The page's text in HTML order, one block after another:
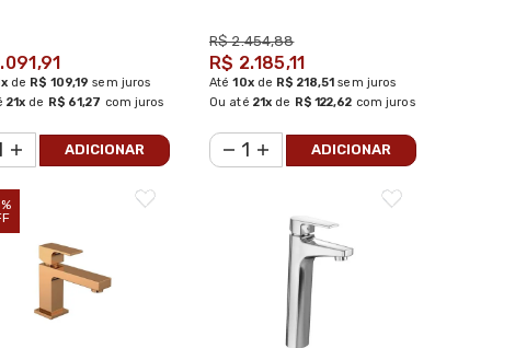
de R$ 109,19 sem juros
21x de R$ 61,27 com juros
ADICIONAR
R$ 2.454,88
R$ 2.185,11
Até10xde R$ 218,51 sem juros
Ou até 21x de R$ 122,62 com juros
ADICIONAR